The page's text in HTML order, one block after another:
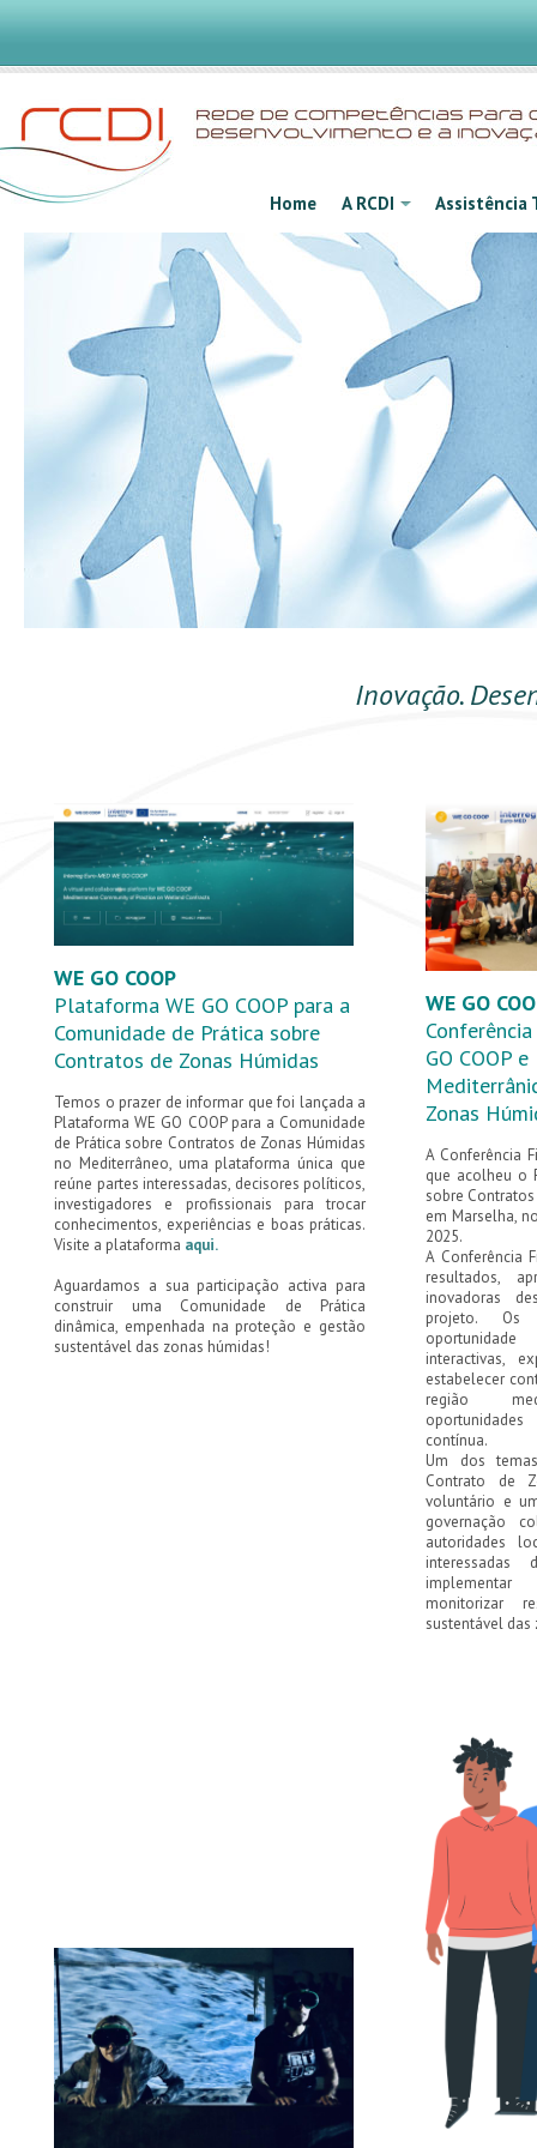
Home A RCDI Assistência
Inovação.
WE GO COOP
Plataforma WE GO COOP para a
Comunidade de Prática sobre
Contratos de Zonas Húmidas
Temos o prazer de informar que foi lançada a
Plataforma WE GO COOP para a Comunidade
de Prática sobre Contratos de Zonas Húmidas
no Mediterrâneo, uma plataforma única que
reúne partes interessadas, decisores políticos,
investigadores e profissionais para trocar
conhecimentos, experiências e boas práticas.
Visite a plataforma aqui.
Aguardamos a sua participação activa para
construir uma Comunidade de Prática
dinâmica, empenhada na proteção e gestão
sustentável das zonas húmidas!
WE GO
GO COOP
Zonas
A Conferência
que acolheu o
sobre
em Marselha,
2025.
A Conferência
resultados,
inovadoras
projeto. Os
interactivas,
estabelecer
região
contínua.
Um dos
Contrato de
voluntário e
governação
autoridades
interessadas
monitorizar
sustentável